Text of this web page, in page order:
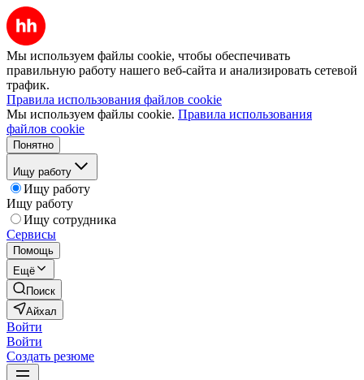
Мы используем файлы cookie, чтобы обеспечивать
правильную работу нашего веб-сайта и анализировать сетевой
трафик.
Правила использования файлов cookie
Мы используем файлы cookie. Правила использования
файлов cookie
Понятно
Ищу работу
Ищу работу
Ищу работу
Ищу сотрудника
Сервисы
Помощь
Ещё
Поиск
Айхал
Войти
Войти
Создать резюме